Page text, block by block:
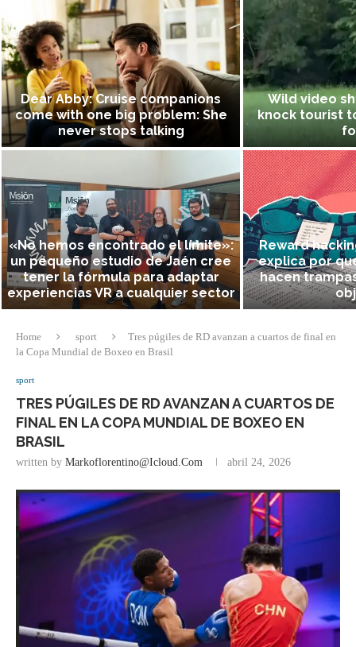
Dear Abby: Cruise companions
come with one big problem: She
never stops talking
«No hemos encontrado el límite»:
un pequeño estudio de Jaén cree
tener la fórmula para adaptar
experiencias VR a cualquier sector
Wild video
knock tourist
Reward
explica por
hacen
Home sport
Tres púgiles de RD avanzan a cuartos de final en
la Copa Mundial de Boxeo en Brasil
sport
TRES PÚGILES DE RD AVANZAN A CUARTOS DE
FINAL EN LA COPA MUNDIAL DE BOXEO EN
BRASIL
written by Markoflorentino@icloud.com abril 24, 2026